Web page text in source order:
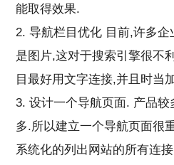
能取得效果.
2. 导航栏目优化 目前,许多
是图片,这对于搜索引擎很不
目最好用文字连接,并且时当
3. 设计一个导航页面. 产品
多.所以建立一个导航页面很
系统化的列出网站的所有连